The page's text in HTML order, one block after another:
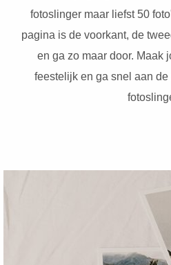
fotoslinger maar liefst 50
pagina is de voorkant, de
en ga zo maar door. Maak
feestelijk en ga snel aan